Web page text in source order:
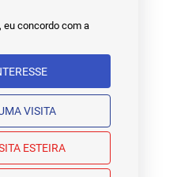
eu concordo com a
INTERESSE
UMA VISITA
ESTEIRA